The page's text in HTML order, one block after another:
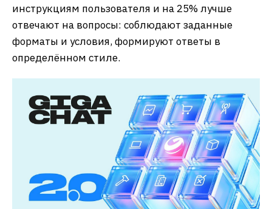
инструкциям пользователя и на 25% лучше
отвечают на вопросы: соблюдают заданные
форматы и условия, формируют ответы в
определённом стиле.